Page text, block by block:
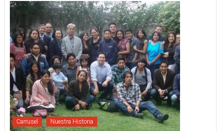
Carrusel Nuestra Historia